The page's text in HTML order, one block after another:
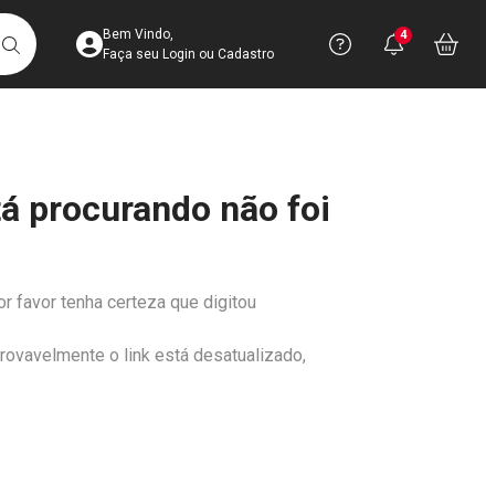
BUSCARAcesse sua Conta
Bem Vindo,
Faça seu Login ou Cadastro
Precisa
Ver Recursos
Você
4
procurando não foi
favor tenha certeza que digitou
o link está desatualizado,